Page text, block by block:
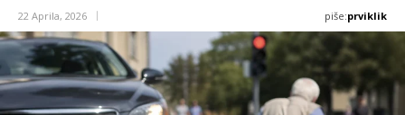
22 Aprila, 2026 piše:prviklik